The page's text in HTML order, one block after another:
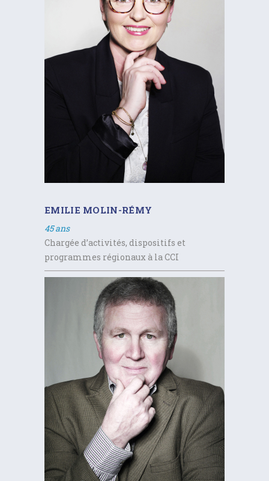
EMILIE MOLIN-RÉMY
45 ans
Chargée d’activités, dispositifs et
programmes régionaux à la CCI